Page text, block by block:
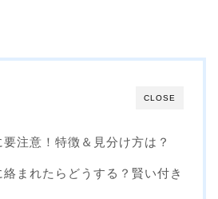
CLOSE
注意！特徴＆見分け方は？
まれたらどうする？賢い付き